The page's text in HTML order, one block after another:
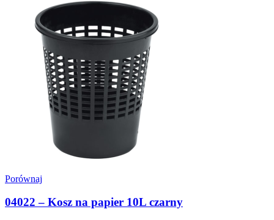
Porównaj
04022 – Kosz na papier 10L czarny